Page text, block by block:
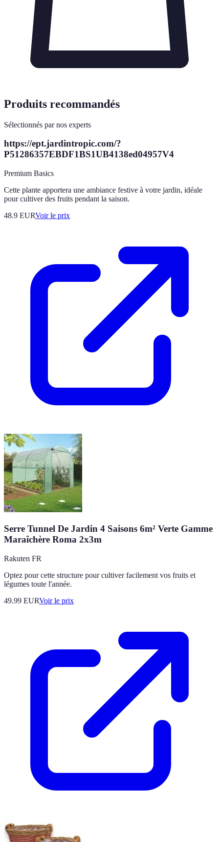
Produits recommandés
Sélectionnés par nos experts
https://ept.jardintropic.com/?
P51286357EBDF1BS1UB4138ed04957V4
Premium Basics
Cette plante apportera une ambiance festive à votre jardin, idéale
pour cultiver des fruits pendant la saison.
48.9 EURVoir le prix
Serre Tunnel De Jardin 4 Saisons 6m² Verte Gamme
Maraîchère Roma 2x3m
Rakuten FR
Optez pour cette structure pour cultiver facilement vos fruits et
légumes toute l'année.
49.99 EURVoir le prix